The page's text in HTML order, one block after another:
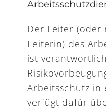
und
Vertreters
des Arztes,
hat,
Der Leiter (oder
Leiterin) des
ist
Arbeitsschutz in
verfügt dafür